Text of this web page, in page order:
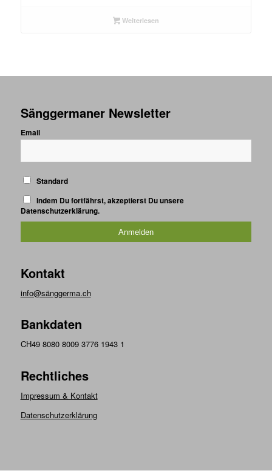
Weiterlesen
Sänggermaner Newsletter
Email
Standard
Indem Du fortfährst, akzeptierst Du unsere
Datenschutzerklärung.
Kontakt
info@sänggerma.ch
Bankdaten
CH49 8080 8009 3776 1943 1
Rechtliches
Impressum & Kontakt
Datenschutzerklärung